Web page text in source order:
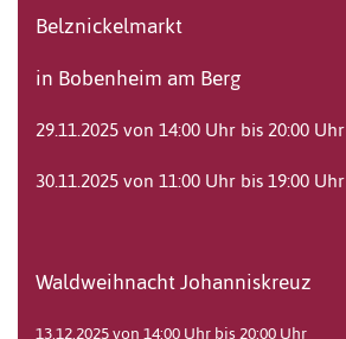
Belznickelmarkt
in Bobenheim am Berg
29.11.2025 von 14:00 Uhr bis 20:00 Uhr
30.11.2025 von 11:00 Uhr bis 19:00 Uhr
Waldweihnacht Johanniskreuz